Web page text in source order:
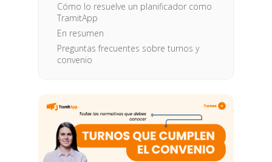
Cómo lo resuelve un planificador como
TramitApp
En resumen
Preguntas frecuentes sobre turnos y
convenio